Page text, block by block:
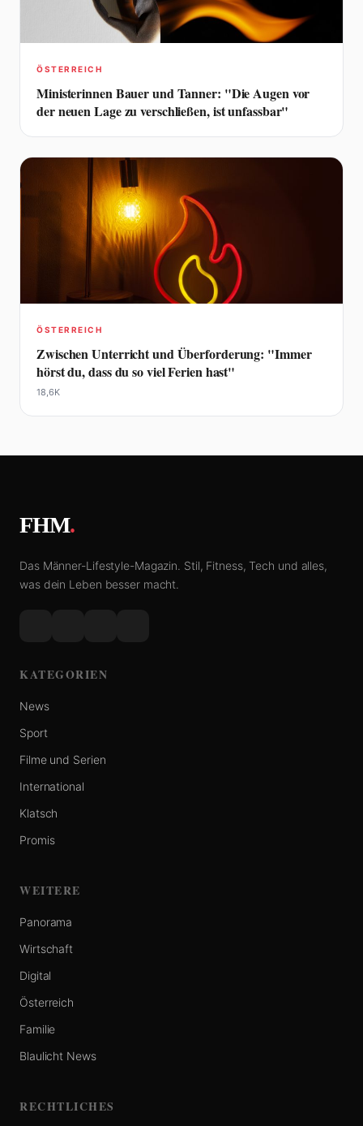
ÖSTERREICH
Ministerinnen Bauer und Tanner: "Die Augen vor
der neuen Lage zu verschließen, ist unfassbar"
ÖSTERREICH
Zwischen Unterricht und Überforderung: "Immer
hörst du, dass du so viel Ferien hast"
18,6K
FHM.
Das Männer-Lifestyle-Magazin. Stil, Fitness, Tech und alles,
was dein Leben besser macht.
KATEGORIEN
News
Sport
Filme und Serien
International
Klatsch
Promis
WEITERE
Panorama
Wirtschaft
Digital
Österreich
Familie
Blaulicht News
RECHTLICHES